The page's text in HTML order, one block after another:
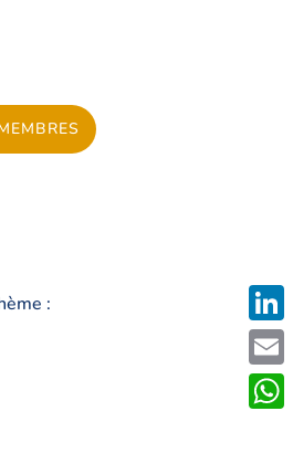
:
Email